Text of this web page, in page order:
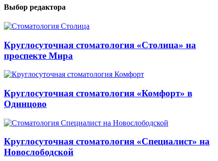
Выбор редактора
Круглосуточная стоматология «Столица» на
проспекте Мира
Круглосуточная стоматология «Комфорт» в
Одинцово
Круглосуточная стоматология «Специалист» на
Новослободской